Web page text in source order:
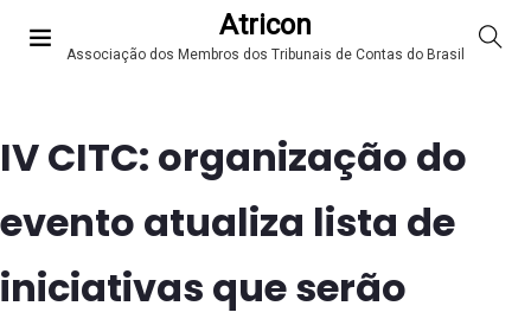
Atricon
Associação dos Membros dos Tribunais de Contas do Brasil
IV CITC: organização do
evento atualiza lista de
iniciativas que serão